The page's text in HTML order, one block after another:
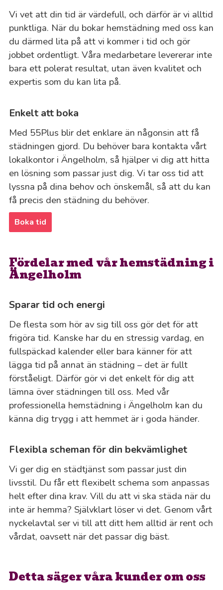
Vi vet att din tid är värdefull, och därför är vi alltid
punktliga. När du bokar hemstädning med oss kan
du därmed lita på att vi kommer i tid och gör
jobbet ordentligt. Våra medarbetare levererar inte
bara ett polerat resultat, utan även kvalitet och
expertis som du kan lita på.
Enkelt att boka
Med 55Plus blir det enklare än någonsin att få
städningen gjord. Du behöver bara kontakta vårt
lokalkontor i Ängelholm, så hjälper vi dig att hitta
en lösning som passar just dig. Vi tar oss tid att
lyssna på dina behov och önskemål, så att du kan
få precis den städning du behöver.
Boka tid
Fördelar med vår hemstädning i
Ängelholm
Sparar tid och energi
De flesta som hör av sig till oss gör det för att
frigöra tid. Kanske har du en stressig vardag, en
fullspäckad kalender eller bara känner för att
lägga tid på annat än städning – det är fullt
förståeligt. Därför gör vi det enkelt för dig att
lämna över städningen till oss. Med vår
professionella hemstädning i Ängelholm kan du
känna dig trygg i att hemmet är i goda händer.
Flexibla scheman för din bekvämlighet
Vi ger dig en städtjänst som passar just din
livsstil. Du får ett flexibelt schema som anpassas
helt efter dina krav. Vill du att vi ska städa när du
inte är hemma? Självklart löser vi det. Genom vårt
nyckelavtal ser vi till att ditt hem alltid är rent och
vårdat, oavsett när det passar dig bäst.
Detta säger våra kunder om oss